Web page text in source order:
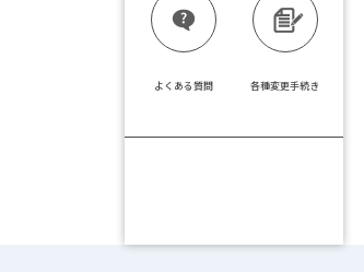
よくある質問 各種変更手続き